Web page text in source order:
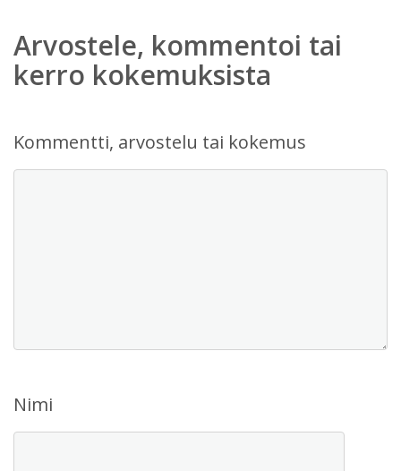
Arvostele, kommentoi tai
kerro kokemuksista
Kommentti, arvostelu tai kokemus
Nimi